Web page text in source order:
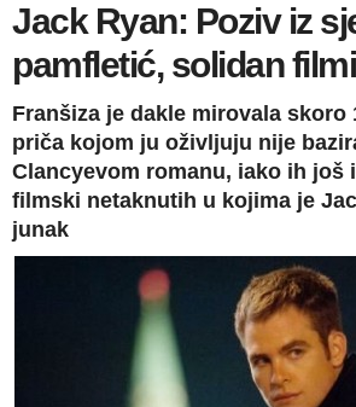
Jack Ryan: Poziv iz
pamfletić, solidan
Franšiza je dakle mirovala skoro
priča kojom ju oživljuju nije
Clancyevom romanu, iako ih još
filmski netaknutih u kojima je
junak